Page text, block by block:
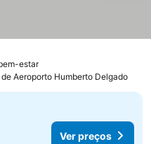
estar
Aeroporto Humberto Delgado
Ver preços